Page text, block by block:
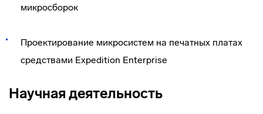
микросборок
Проектирование микросистем на печатных платах
средствами Expedition Enterprise
Научная деятельность